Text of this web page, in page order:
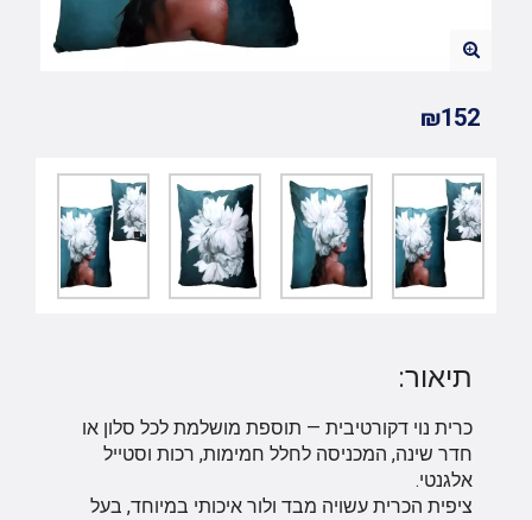
₪152
תיאור:
כרית נוי דקורטיבית — תוספת מושלמת לכל סלון או
חדר שינה, המכניסה לחלל חמימות, רכות וסטייל
אלגנטי.
ציפית הכרית עשויה מבד ולור איכותי במיוחד, בעל